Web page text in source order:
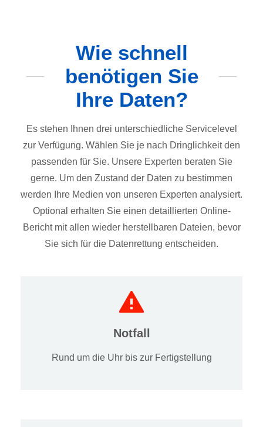
Wie schnell
benötigen Sie
Ihre Daten?
Es stehen Ihnen drei unterschiedliche Servicelevel
zur Verfügung. Wählen Sie je nach Dringlichkeit den
passenden für Sie. Unsere Experten beraten Sie
gerne. Um den Zustand der Daten zu bestimmen
werden Ihre Medien von unseren Experten analysiert.
Optional erhalten Sie einen detaillierten Online-
Bericht mit allen wieder herstellbaren Dateien, bevor
Sie sich für die Datenrettung entscheiden.
Notfall
Rund um die Uhr bis zur Fertigstellung